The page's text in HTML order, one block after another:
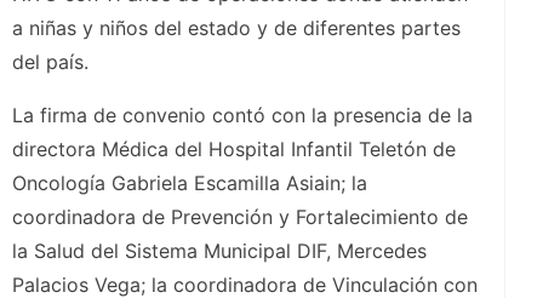
a niñas y niños del estado y de diferentes partes
del país.
La firma de convenio contó con la presencia de la
directora Médica del Hospital Infantil Teletón de
Oncología Gabriela Escamilla Asiain; la
coordinadora de Prevención y Fortalecimiento de
la Salud del Sistema Municipal DIF, Mercedes
Palacios Vega; la coordinadora de Vinculación con